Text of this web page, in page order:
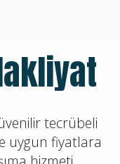
tecrübeli
uygun fiyatlara